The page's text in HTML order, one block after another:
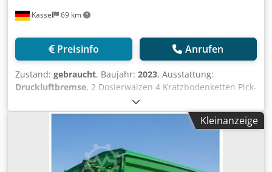
Kassel 69 km
Preisinfo Anrufen
Zustand: gebraucht, Baujahr: 2023, Ausstattung:
Druckluftbremse, 2 Dosierwalzen 4 Kratzbodenketten Pick-
Up Tastrolle Wagenmitte Loadsensing / Steuerleitung BG2
Loadsensing BG4 2 Stufen Kratzbodenmotor
Arbeitsscheinwerfer / 3 x LED Seitl. Ausschwenkbarer
Bedie Dkodpotlq E Sofx Ambjr
Kleinanzeige